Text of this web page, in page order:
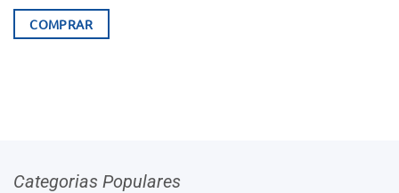
era:
COMPRAR
Categorias Populares